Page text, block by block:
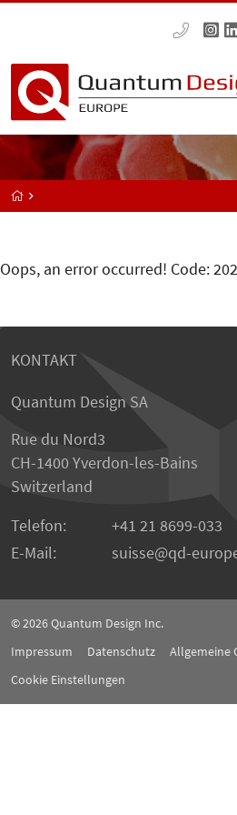
Oops, an error occurred! Code:
KONTAKT
Quantum Design SA
Rue du Nord3
CH-1400 Yverdon-les-Bains
Switzerland
Telefon:
+41 21 8699-033
E-Mail:
suisse qd-
© 2026Quantum Design Inc.
Impressum
Datenschutz
Allgemeine
Cookie Einstellungen